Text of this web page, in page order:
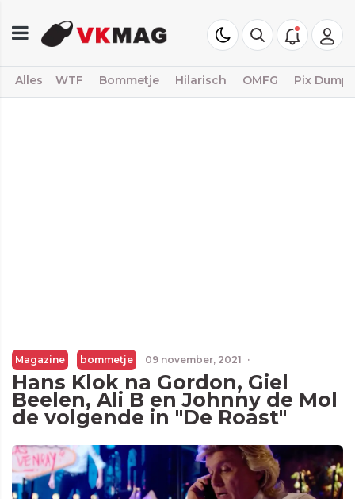
Alles WTF Bommetje Hilarisch OMFG Pix Dump
Magazine bommetje 09 november, 2021 ·
Hans Klok na Gordon, Giel
Beelen, Ali B en Johnny de Mol
de volgende in "De Roast"